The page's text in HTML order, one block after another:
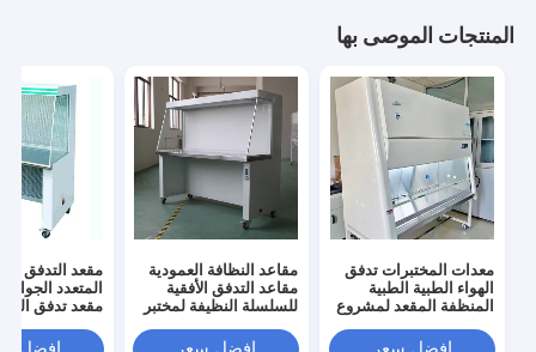
المنتجات الموصى بها
معدات المختبرات تدفق
الهواء الطبية الطبية
المنظفة المقعد لمشروع
مقاعد النظافة العمودية
مقاعد التدفق الأفقية
للسلسلة النظيفة لمختبر
مقعد التدفق
مقعد تدفق